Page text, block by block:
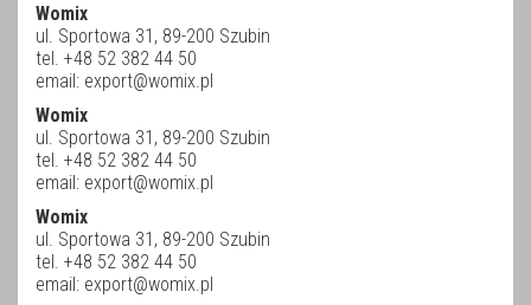
Womix
ul. Sportowa 31, 89-200 Szubin
tel. +48 52 382 44 50
email: export@womix.pl
Womix
ul. Sportowa 31, 89-200 Szubin
tel. +48 52 382 44 50
email: export@womix.pl
Womix
ul. Sportowa 31, 89-200 Szubin
tel. +48 52 382 44 50
email: export@womix.pl